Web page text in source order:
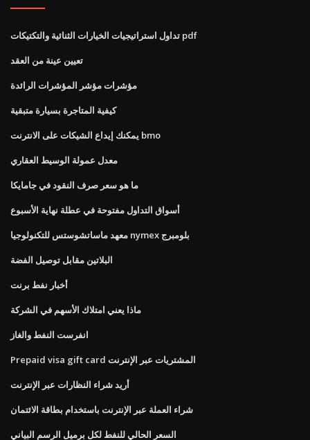
تداول استراتيجيات الخيارات الثنائية والتكتيكات pdf
تعيين عينة من العقد
مؤشرات مؤشر المؤشرات الرائدة
كيفية المتاجرة بسيارة متبقية
يمكنك إيداع الشيكات على الانترنت bmo
معدل عمولة الوسيط العقاري
ما هو سعر صرف النقود في جامايكا
أسواق التداول مفتوحة في عطلة نهاية الأسبوع
معهد ماساتشوستس للتكنولوجيا nymex بلومبرج
البلاتين مقابل توصيل الفضة
أخبار نفط برنت
ماذا يعني امتلاك الأسهم في الشركة
انفرست النفط والغاز
Prepaid visa gift card المشتريات عبر الإنترنت
أريد شراء النظارات عبر الإنترنت
شراء العملة عبر الإنترنت باستخدام بطاقة الائتمان
السعر الحالي للنفط لكل برميل الرسم البياني